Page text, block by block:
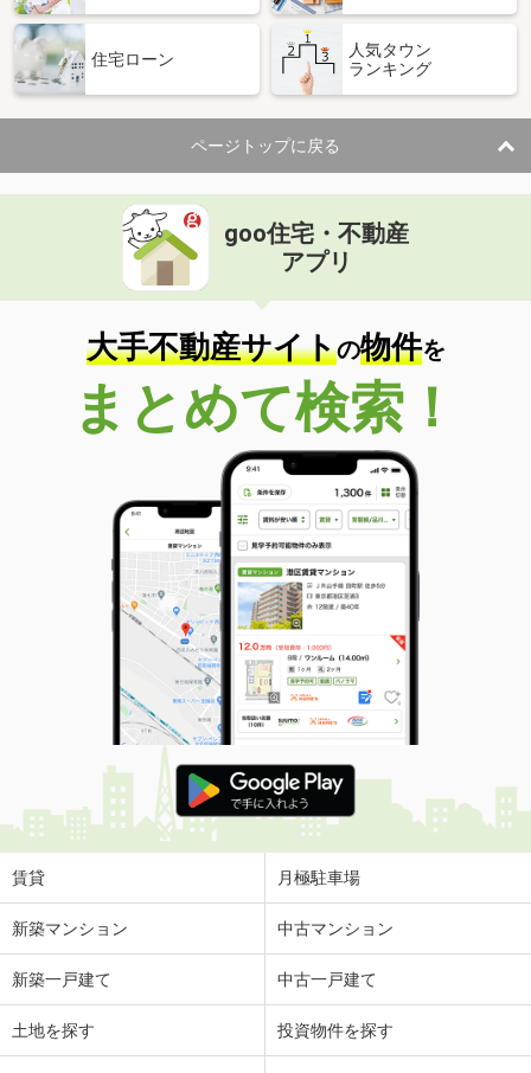
住宅ローン
人気タウン
ランキング
ページトップに戻る
goo住宅・不動産
アプリ
大手不動産サイトの物件を
まとめて検索！
賃貸 月極駐車場
新築マンション 中古マンション
新築一戸建て 中古一戸建て
土地を探す 投資物件を探す